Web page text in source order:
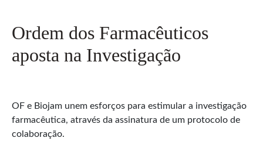
Ordem dos Farmacêuticos
aposta na Investigação
OF e Biojam unem esforços para estimular a investigação
farmacêutica, através da assinatura de um protocolo de
colaboração.